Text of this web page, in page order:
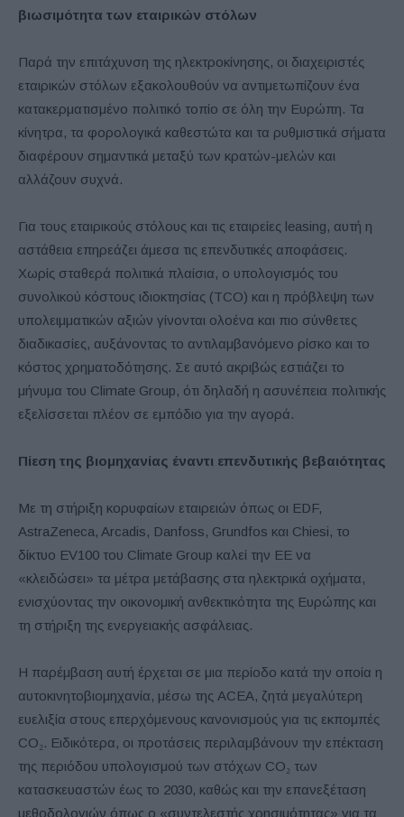
βιωσιμότητα των εταιρικών στόλων
Παρά την επιτάχυνση της ηλεκτροκίνησης, οι διαχειριστές
εταιρικών στόλων εξακολουθούν να αντιμετωπίζουν ένα
κατακερματισμένο πολιτικό τοπίο σε όλη την Ευρώπη. Τα
κίνητρα, τα φορολογικά καθεστώτα και τα ρυθμιστικά σήματα
διαφέρουν σημαντικά μεταξύ των κρατών-μελών και
αλλάζουν συχνά.
Για τους εταιρικούς στόλους και τις εταιρείες leasing, αυτή η
αστάθεια επηρεάζει άμεσα τις επενδυτικές αποφάσεις.
Χωρίς σταθερά πολιτικά πλαίσια, ο υπολογισμός του
συνολικού κόστους ιδιοκτησίας (TCO) και η πρόβλεψη των
υπολειμματικών αξιών γίνονται ολοένα και πιο σύνθετες
διαδικασίες, αυξάνοντας το αντιλαμβανόμενο ρίσκο και το
κόστος χρηματοδότησης. Σε αυτό ακριβώς εστιάζει το
μήνυμα του Climate Group, ότι δηλαδή η ασυνέπεια πολιτικής
εξελίσσεται πλέον σε εμπόδιο για την αγορά.
Πίεση της βιομηχανίας έναντι επενδυτικής βεβαιότητας
Με τη στήριξη κορυφαίων εταιρειών όπως οι EDF,
AstraZeneca, Arcadis, Danfoss, Grundfos και Chiesi, το
δίκτυο EV100 του Climate Group καλεί την ΕΕ να
«κλειδώσει» τα μέτρα μετάβασης στα ηλεκτρικά οχήματα,
ενισχύοντας την οικονομική ανθεκτικότητα της Ευρώπης και
τη στήριξη της ενεργειακής ασφάλειας.
Η παρέμβαση αυτή έρχεται σε μια περίοδο κατά την οποία η
αυτοκινητοβιομηχανία, μέσω της ACEA, ζητά μεγαλύτερη
ευελιξία στους επερχόμενους κανονισμούς για τις εκπομπές
CO₂. Ειδικότερα, οι προτάσεις περιλαμβάνουν την επέκταση
της περιόδου υπολογισμού των στόχων CO₂ των
κατασκευαστών έως το 2030, καθώς και την επανεξέταση
μεθοδολογιών όπως ο «συντελεστής χρησιμότητας» για τα